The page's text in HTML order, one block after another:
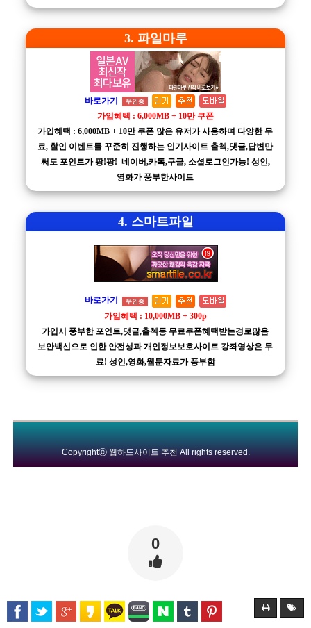
3. 파일마루
바로가기 무인증
가입혜택 : 6,000MB + 10만 쿠폰
가입혜택 : 6,000MB + 10만 쿠폰 많은 유저가 사용하며 다양한 무
료, 할인 이벤트를 꾸준히 진행하는 인기사이트 출첵,댓글,답변만
써도 포인트가 팡!팡! 네이버,카톡,구글, 소셜로그인가능! 성인,
영화가 풍부한사이트
4. 스마트파일
바로가기 무인증
가입혜택 : 10,000MB + 300p
가입시 풍부한 포인트,댓글,출첵등 무료쿠폰혜택받는경로많음
보안백신으로 인한 안전성과 개인정보보호사이트 강좌영상은 무
료! 성인,영화,웹툰자료가 풍부함
Copyrightⓒ 웹하드사이트 추천 All rights reserved.
0